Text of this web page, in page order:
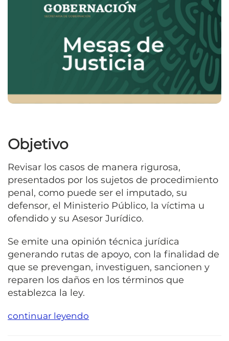
Objetivo
Revisar los casos de manera rigurosa,
presentados por los sujetos de procedimiento
penal, como puede ser el imputado, su
defensor, el Ministerio Público, la víctima u
ofendido y su Asesor Jurídico.
Se emite una opinión técnica jurídica
generando rutas de apoyo, con la finalidad de
que se prevengan, investiguen, sancionen y
reparen los daños en los términos que
establezca la ley.
continuar leyendo